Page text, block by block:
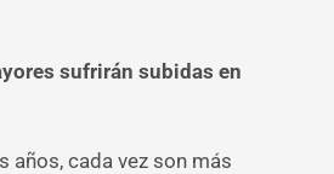
sufrirán subidas en
años, cada vez son más